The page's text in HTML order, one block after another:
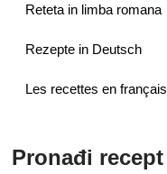
Reteta in limba romana
Rezepte in Deutsch
Les recettes en français
Pronađi recept